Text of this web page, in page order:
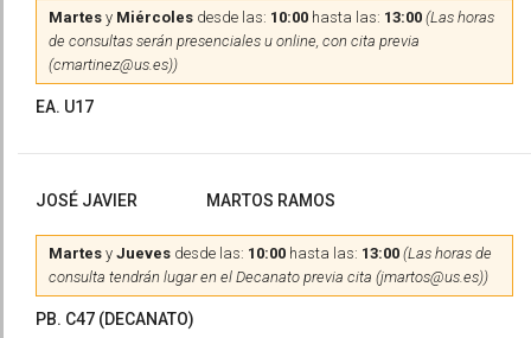
Martes y Miércoles desde las: 10:00 hasta las: 13:00 (Las horas
de consultas serán presenciales u online, con cita previa
(cmartinez@us.es))
EA. U17
JOSÉ JAVIER MARTOS RAMOS
Martes y Jueves desde las: 10:00 hasta las: 13:00 (Las horas de
consulta tendrán lugar en el Decanato previa cita (jmartos@us.es))
PB. C47 (DECANATO)